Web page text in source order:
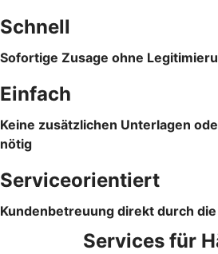
Schnell
Sofortige Zusage ohne
Einfach
Keine zusätzlichen Unterlagen
nötig
Serviceorientiert
Kundenbetreuung direkt durch die
Services für